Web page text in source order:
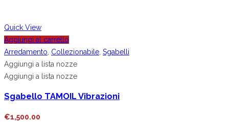
Quick View
Aggiungi al carrello
Arredamento Collezionabile Sgabelli
Aggiungi a lista nozze
Aggiungi a lista nozze
Sgabello TAMOIL Vibrazioni
€1,500.00